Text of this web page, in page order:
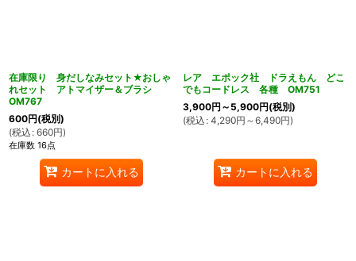
在庫限り 身だしなみセット★おしゃ
れセット アトマイザー＆ブラシ
OM767
600円(税別)
(税込 : 660円)
在庫数 16点
カートに入れる
レア エポック社 ドラえもん どこ
でもコードレス 各種 OM751
3,900円 ～5,900円(税別)
(税込 : 4,290円 ～6,490円)
カートに入れる